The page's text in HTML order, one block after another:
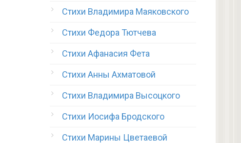
Стихи Владимира Маяковского
Стихи Федора Тютчева
Стихи Афанасия Фета
Стихи Анны Ахматовой
Стихи Владимира Высоцкого
Стихи Иосифа Бродского
Стихи Марины Цветаевой